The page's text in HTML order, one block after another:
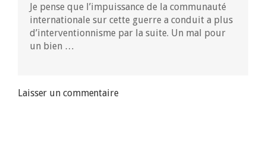
Je pense que l’impuissance de la communauté
internationale sur cette guerre a conduit a plus
d’interventionnisme par la suite. Un mal pour
un bien …
Laisser un commentaire